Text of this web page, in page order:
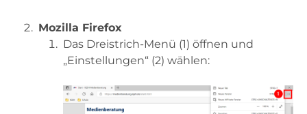
Mozilla Firefox
Das Dreistrich-Menü (1) öffnen und
„Einstellungen“ (2) wählen: